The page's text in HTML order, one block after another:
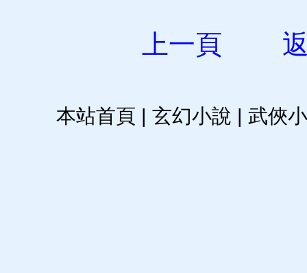
上一頁
本站首頁 | 玄幻小說 | 武俠